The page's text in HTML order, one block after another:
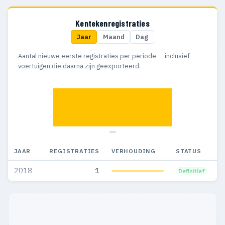
Kentekenregistraties
Jaar Maand Dag
Aantal nieuwe eerste registraties per periode — inclusief
voertuigen die daarna zijn geëxporteerd.
2018
JAAR REGISTRATIES VERHOUDING STATUS
2018 1 Definitief